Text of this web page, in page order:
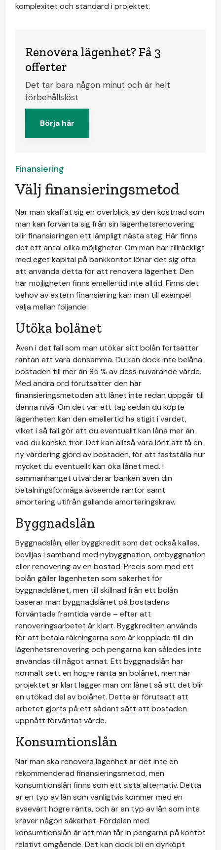
komplexitet och standard i projektet.
Renovera lägenhet? Få 3
offerter
Det tar bara någon minut och är helt
förbehållslöst
Börja här
Finansiering
Välj finansieringsmetod
När man skaffat sig en överblick av den kostnad som
man kan förvänta sig från sin lägenhetsrenovering
blir finansieringen ett lämpligt nästa steg. Här finns
det ett antal olika möjligheter. Om man har tillräckligt
med eget kapital på bankkontot lönar det sig ofta
att använda detta för att renovera lägenhet. Den
här möjligheten finns emellertid inte alltid. Finns det
behov av extern finansiering kan man till exempel
välja mellan följande:
Utöka bolånet
Även i det fall som man utökar sitt bolån fortsätter
räntan att vara densamma. Du kan dock inte belåna
bostaden till mer än 85 % av dess nuvarande värde.
Med andra ord förutsätter den här
finansieringsmetoden att lånet inte redan uppgår till
denna nivå. Om det var ett tag sedan du köpte
lägenheten kan den emellertid ha stigit i värdet,
vilket i så fall gör att du eventuellt kan låna mer än
vad du kanske tror. Det kan alltså vara lönt att få en
ny värdering gjord av bostaden, för att fastställa hur
mycket du eventuellt kan öka lånet med. I
sammanhanget utvärderar banken även din
betalningsförmåga avseende räntor samt
amortering utifrån gällande amorteringskrav.
Byggnadslån
Byggnadslån, eller byggkredit som det också kallas,
beviljas i samband med nybyggnation, ombyggnation
eller renovering av en bostad. Precis som med ett
bolån gäller lägenheten som säkerhet för
byggnadslånet, men till skillnad från ett bolån
baserar man byggnadslånet på bostadens
förväntade framtida värde – efter att
renoveringsarbetet är klart. Byggkrediten används
för att betala räkningarna som är kopplade till din
lägenhetsrenovering och pengarna kan således inte
användas till något annat. Ett byggnadslån har
normalt sett en högre ränta än bolånet, men när
projektet är klart lägger man om lånet så att det blir
en utökad del av bolånet. Detta är förutsatt att
arbetet gjorts på ett sådant sätt att bostaden
uppnått förväntat värde.
Konsumtionslån
När man ska renovera lägenhet är det inte en
rekommenderad finansieringsmetod, men
konsumtionslån finns som ett sista alternativ. Detta
är en typ av lån som vanligtvis kommer med en
avsevärt högre ränta, och är en typ av lån som inte
kräver någon säkerhet. Fördelen med
konsumtionslån är att man får in pengarna på kontot
relativt omgående. Det kan dock bli en dyrköpt